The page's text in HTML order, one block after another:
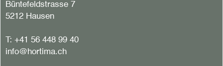
Büntefeldstrasse 7
5212 Hausen
T: +41 56 448 99 40
info@hortima.ch